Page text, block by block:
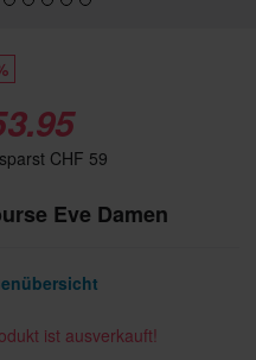
CHF 59
Eve Damen
ist ausverkauft!